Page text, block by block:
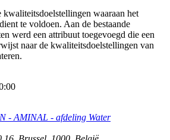
kwaliteitsdoelstellingen waaraan het
te voldoen. Aan de bestaande
werd een attribuut toegevoegd die een
naar de kwaliteitsdoelstellingen van
- AMINAL - afdeling Water